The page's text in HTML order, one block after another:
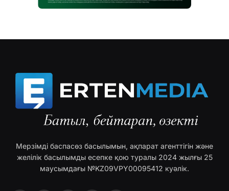
Мерзімді баспасөз басылымын, ақпарат агенттігін және
желілік басылымды есепке қою туралы 2024 жылғы 25
маусымдағы №KZ09VPY00095412 куәлік.